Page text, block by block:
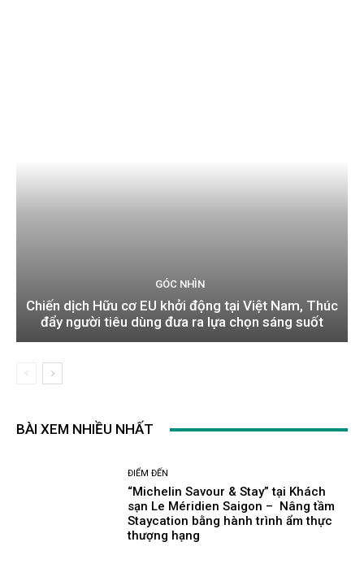
GÓC NHÌN
Chiến dịch Hữu cơ EU khởi động tại Việt Nam, Thúc
đẩy người tiêu dùng đưa ra lựa chọn sáng suốt
BÀI XEM NHIỀU NHẤT
ĐIỂM ĐẾN
“Michelin Savour & Stay” tại Khách
sạn Le Méridien Saigon – Nâng tầm
Staycation bằng hành trình ẩm thực
thượng hạng